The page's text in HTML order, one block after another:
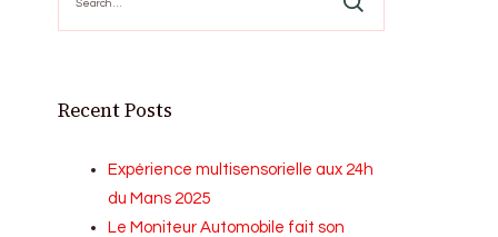
Recent Posts
Expérience multisensorielle aux 24h
du Mans 2025
Le Moniteur Automobile fait son